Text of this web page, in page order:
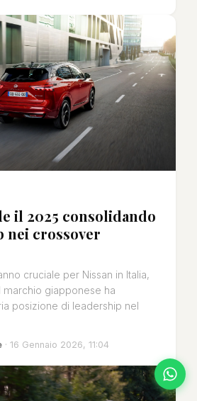
il 2025 consolidando
nei crossover
cruciale per Nissan in Italia,
marchio giapponese ha
posizione di leadership nel
· 16 Gennaio 2026, 11:04